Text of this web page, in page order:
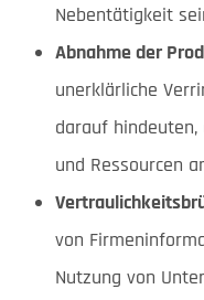
Nebentätigkeit
Abnahme der
unerklärliche
darauf
und Ressourcen
von
Nutzung von